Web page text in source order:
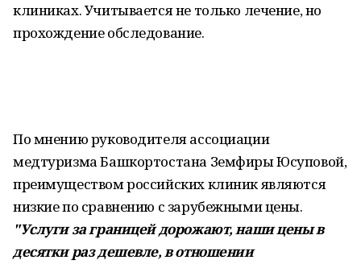
клиниках. Учитывается не только лечение, но
прохождение обследование.
По мнению руководителя ассоциации
медтуризма Башкортостана Земфиры Юсуповой,
преимуществом российских клиник являются
низкие по сравнению с зарубежными цены.
"Услуги за границей дорожают, наши цены в
десятки раз дешевле, в отношении